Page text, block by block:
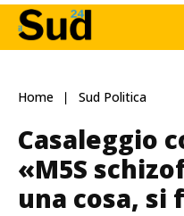
Home Sud Politica
Casaleggio
«M5S
una cosa,